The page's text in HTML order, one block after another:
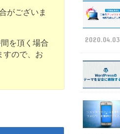
がございま
を頂く場合
すので、お
2020.04.03